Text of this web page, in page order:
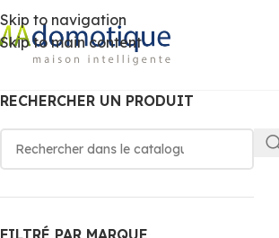
Skip to navigation
Skip to main content
RECHERCHER UN PRODUIT
FILTRÉ PAR MARQUE